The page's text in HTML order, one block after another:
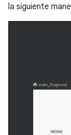
la siguiente